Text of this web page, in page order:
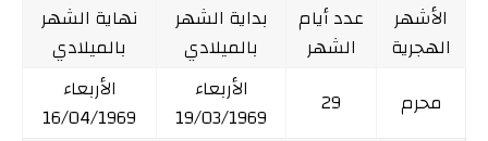
الأشهر
الهجرية
عدد أيام
الشهر
بداية الشهر
بالميلادي
نهاية الشهر
بالميلادي
محرم
29
الأربعاء
19/03/1969
الأربعاء
16/04/1969